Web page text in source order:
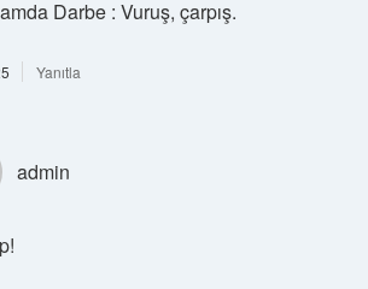
Darbe : Vuruş, çarpış.
Yanıtla
admin